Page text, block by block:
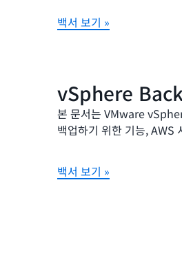
백서 보기 »
vSphere
본 문서는 VMware
백업하기 위한 기능, AWS
백서 보기 »